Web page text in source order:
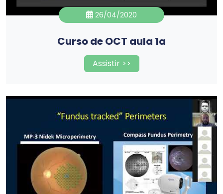
26/04/2020
Curso de OCT aula 1a
Assistir >>